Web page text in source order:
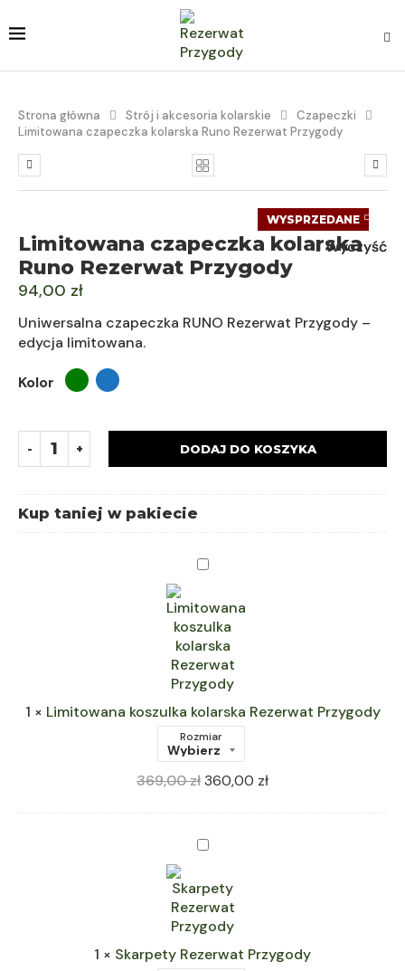
Strona główna Strój i akcesoria kolarskie
Czapeczki
Limitowana czapeczka kolarska Runo Rezerwat Przygody
WYSPRZEDANE
Limitowana czapeczka kolarska
Runo Rezerwat Przygody
94,00 zł
Uniwersalna czapeczka RUNO Rezerwat Przygody –
edycja limitowana.
Kolor
DODAJ DO KOSZYKA
Kup taniej w pakiecie
Limitowana
kolarska
Rezerwat
Przygody
1 × Limitowana koszulka kolarska Rezerwat Przygody
Rozmiar
Wyczyść
369,00zł360,00 zł
Skarpety
Przygody
1 × Skarpety Rezerwat Przygody
Wyczyść